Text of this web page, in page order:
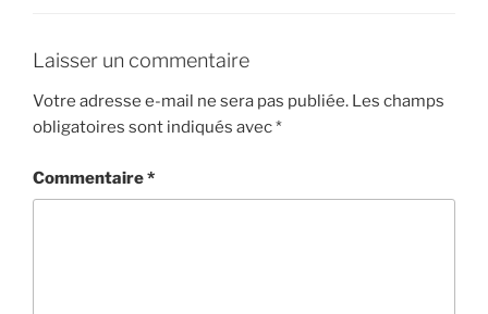
Laisser un commentaire
Votre adresse e-mail ne sera pas publiée. Les champs
obligatoires sont indiqués avec*
Commentaire*